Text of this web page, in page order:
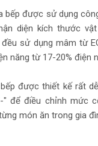
bếp được sử dụng
diện kích thước
sử dụng mâm từ
năng từ 17-20% điện
được thiết kế rất
" để điều chỉnh mức
món ăn trong gia